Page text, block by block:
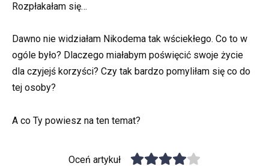
Rozpłakałam się…
Dawno nie widziałam Nikodema tak wściekłego. Co to w
ogóle było? Dlaczego miałabym poświęcić swoje życie
dla czyjejś korzyści? Czy tak bardzo pomyliłam się co do
tej osoby?
A co Ty powiesz na ten temat?
Oceń artykuł